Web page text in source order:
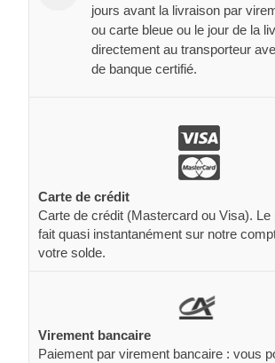
jours avant la livraison par
ou carte bleue ou le jour de la
directement au transporteur
de banque certifié.
Carte de crédit
Carte de crédit (Mastercard ou Visa). Le
fait quasi instantanément sur notre
votre solde.
Virement bancaire
Paiement par virement bancaire : vous